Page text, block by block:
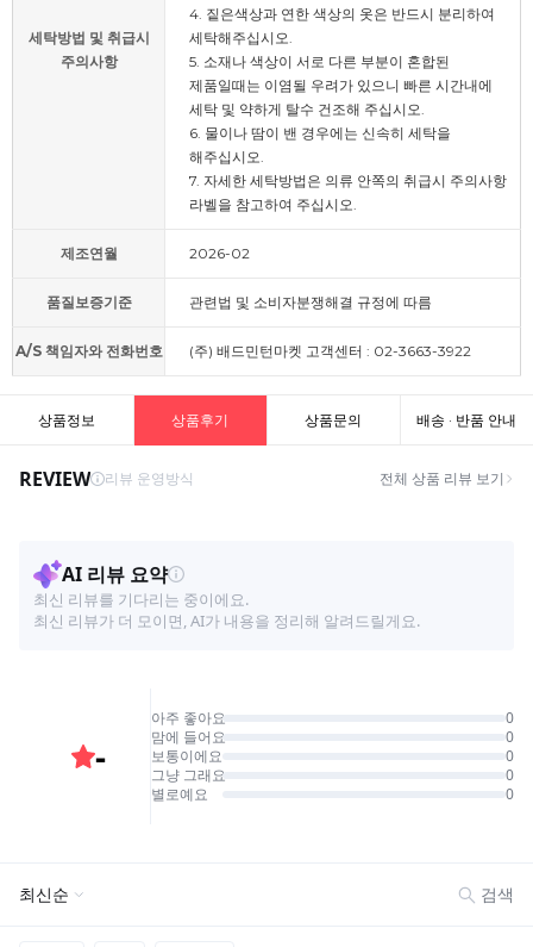
세탁방법 및 취급시
주의사항
4. 짙은색상과 연한 색상의 옷은 반드시 분리하여
세탁해주십시오.
5. 소재나 색상이 서로 다른 부분이 혼합된
제품일때는 이염될 우려가 있으니 빠른 시간내에
세탁 및 약하게 탈수 건조해 주십시오.
6. 물이나 땀이 밴 경우에는 신속히 세탁을
해주십시오.
7. 자세한 세탁방법은 의류 안쪽의 취급시 주의사항
라벨을 참고하여 주십시오.
제조연월 2026-02
품질보증기준 관련법 및 소비자분쟁해결 규정에 따름
A/S 책임자와 전화번호 (주) 배드민턴마켓 고객센터 : 02-3663-3922
상품정보 상품후기 상품문의 배송 · 반품 안내